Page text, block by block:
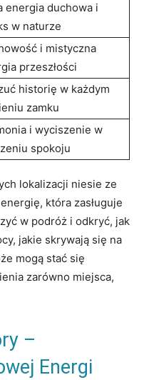
energia duchowa i
w naturze
i mistyczna
przeszłości
historię w każdym
zamku
i​ wyciszenie⁣ w
‍spokoju
lokalizacji niesie ze
która‍ zasługuje
w podróż i odkryć, jak
jakie skrywają się na
mogą stać się
zarówno miejsca,
–
Energi